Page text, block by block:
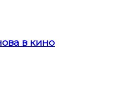
в кино